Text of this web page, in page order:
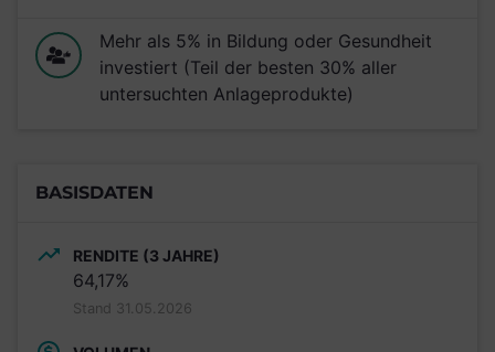
Mehr als 5% in Bildung oder Gesundheit
investiert (Teil der besten 30% aller
untersuchten Anlageprodukte)
BASISDATEN
RENDITE (3 JAHRE)
64,17%
Stand 31.05.2026